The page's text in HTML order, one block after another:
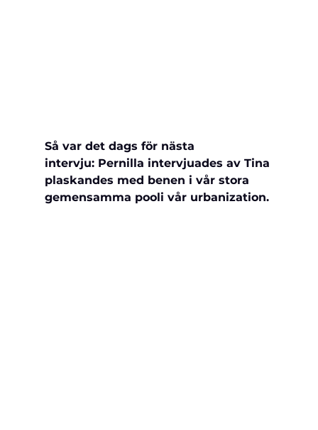
Så var det dags för nästa
intervju: Pernilla intervjuades av Tina
plaskandes med benen i vår stora
gemensamma pooli vår urbanization.